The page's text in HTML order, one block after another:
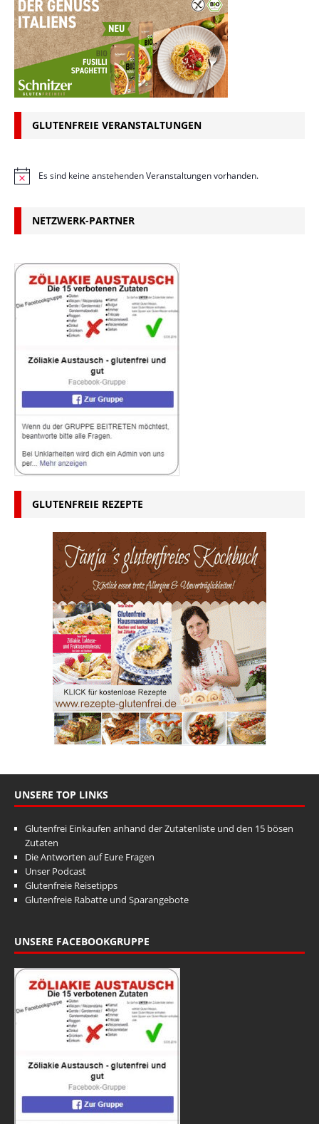
GLUTENFREIE VERANSTALTUNGEN
H
i
Es sind keine anstehenden Veranstaltungen vorhanden.
NETZWERK-PARTNER
GLUTENFREIE REZEPTE
UNSERE TOP LINKS
Glutenfrei Einkaufen anhand der Zutatenliste und den 15 bösen
Zutaten
Die Antworten auf Eure Fragen
Unser Podcast
Glutenfreie Reisetipps
Glutenfreie Rabatte und Sparangebote
UNSERE FACEBOOKGRUPPE